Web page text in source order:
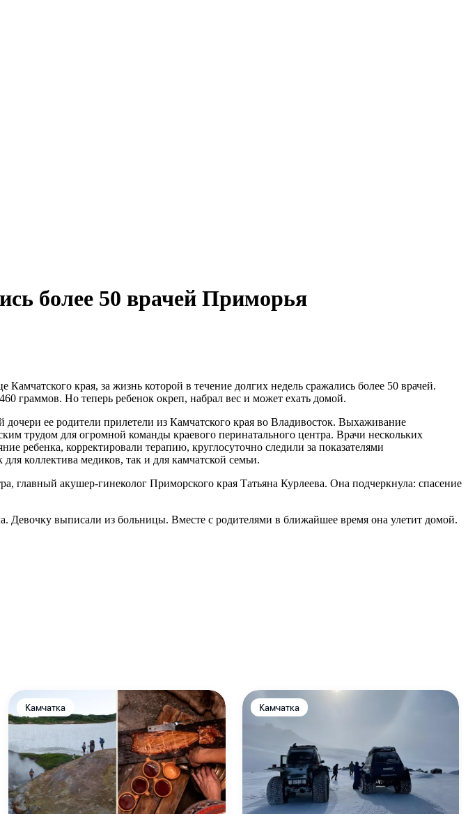
более 50 врачей Приморья
края, за жизнь которой в течение долгих недель сражались более 50 врачей.
граммов. Но теперь ребенок окреп, набрал вес и может ехать домой.
ее родители прилетели из Камчатского края во Владивосток. Выхаживание
трудом для огромной команды краевого перинатального центра. Врачи нескольких
ребенка, корректировали терапию, круглосуточно следили за показателями
коллектива медиков, так и для камчатской семьи.
акушер-гинеколог Приморского края Татьяна Курлеева. Она подчеркнула: спасение
Девочку выписали из больницы. Вместе с родителями в ближайшее время она улетит домой.